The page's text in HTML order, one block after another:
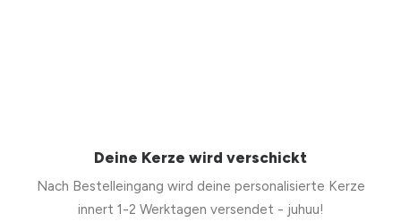
Deine Kerze wird verschickt
Nach Bestelleingang wird deine personalisierte Kerze
innert 1-2 Werktagen versendet - juhuu!